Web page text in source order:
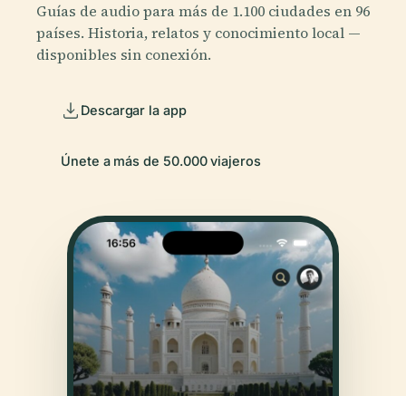
Guías de audio para más de 1.100 ciudades en 96
países. Historia, relatos y conocimiento local —
disponibles sin conexión.
Descargar la app
Únete a más de 50.000 viajeros